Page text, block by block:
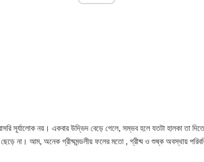
সূর্যালোক নয়। একবার উদ্ভিদ বেড়ে গেলে, সম্ভব হলে যতটা হালকা তা
না। আম, অনেক গ্রীষ্মমন্ডলীয় ফলের মতো , গ্রীষ্ম ও শুষ্ক অবস্থায়